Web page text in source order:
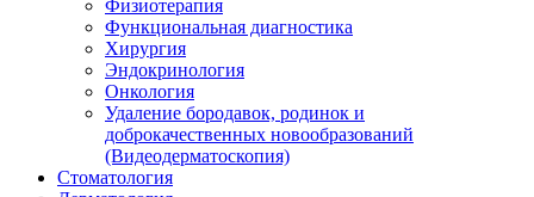
Физиотерапия
Функциональная диагностика
Хирургия
Эндокринология
Онкология
Удаление бородавок, родинок и
доброкачественных новообразований
(Видеодерматоскопия)
Стоматология